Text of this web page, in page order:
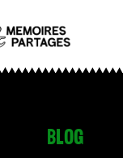
Blog